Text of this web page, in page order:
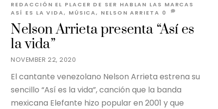
NOVEMBER 22, 2020
Nelson Arrieta presenta “Así es
la vida”
REDACCIÓN EL PLACER DE SER HABLAN LAS MARCAS
ASÍ ES LA VIDA, MÚSICA, NELSON ARRIETA 0
El cantante venezolano Nelson Arrieta estrena su
sencillo “Así es la vida”, canción que la banda
mexicana Elefante hizo popular en 2001 y que